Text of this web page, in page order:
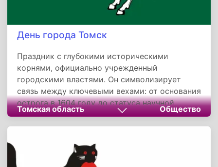
День города Томск
Праздник с глубокими историческими
корнями, официально учрежденный
городскими властями. Он символизирует
связь между ключевыми вехами: от основания
острога в 1604 году до статуса научной
столицы Сибири. Современные торжества,
объединяющие спортивные состязания,
проекты, отражают жизнелюбие томичей и их
гордость за наследие, которое продолжает
Томская область Общество